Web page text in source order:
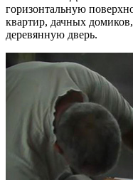
горизонтальную
квартир, дачных
деревянную дверь.